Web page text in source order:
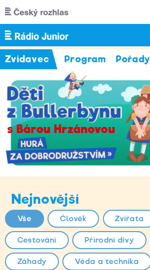
Přejít k hlavnímu obsahu
Zvídavec Program Pořady
Nejnovější
Vše Člověk Zvířata
Cestování Přírodní divy
Záhady Věda a technika